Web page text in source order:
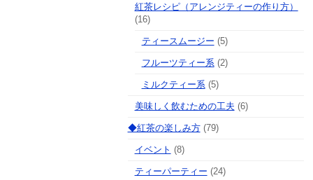
紅茶レシピ（アレンジティーの作り方）
(16)
ティースムージー (5)
フルーツティー系 (2)
ミルクティー系 (5)
美味しく飲むための工夫 (6)
◆紅茶の楽しみ方(79)
イベント (8)
ティーパーティー (24)